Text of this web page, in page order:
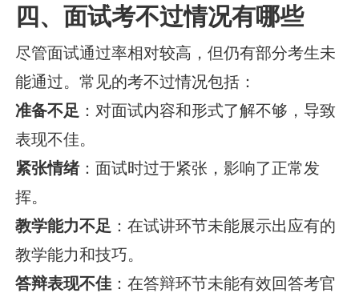
四、面试考不过情况有哪些
尽管面试通过率相对较高，但仍有部分考生未
能通过。常见的考不过情况包括：
准备不足 ：对面试内容和形式了解不够，导致
表现不佳。
紧张情绪：面试时过于紧张，影响了正常发
挥。
教学能力不足 ：在试讲环节未能展示出应有的
教学能力和技巧。
答辩表现不佳 ：在答辩环节未能有效回答考官